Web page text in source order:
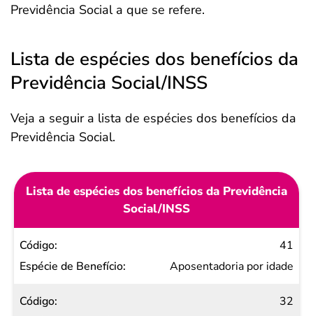
Previdência Social a que se refere.
Lista de espécies dos benefícios da
Previdência Social/INSS
Veja a seguir a lista de espécies dos benefícios da
Previdência Social.
Lista de espécies dos benefícios da Previdência
Social/INSS
Código
Espécie
Benefício
41
Aposentadoria por idade
32